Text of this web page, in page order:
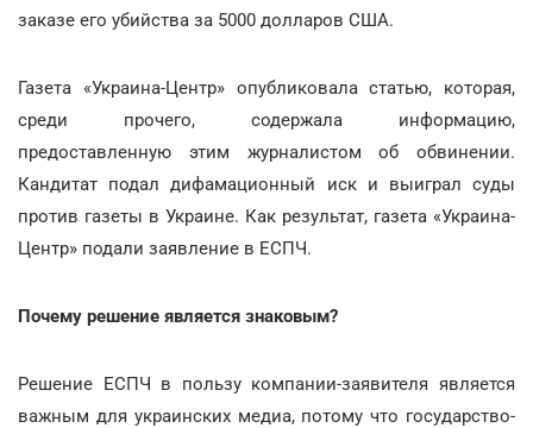
заказе его убийства за 5000 долларов США.
Газета «Украина-Центр» опубликовала статью, которая,
среди прочего, содержала информацию,
предоставленную этим журналистом об обвинении.
Кандитат подал дифамационный иск и выиграл суды
против газеты в Украине. Как результат, газета «Украина-
Центр» подали заявление в ЕСПЧ.
Почему решение является знаковым?
Решение ЕСПЧ в пользу компании-заявителя является
важным для украинских медиа, потому что государство-